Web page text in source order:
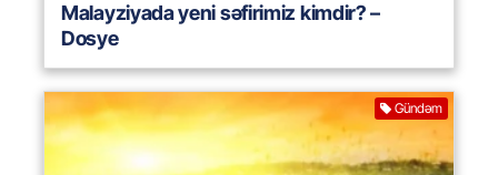
Malayziyada yeni səfirimiz kimdir? –
Dosye
Gündəm